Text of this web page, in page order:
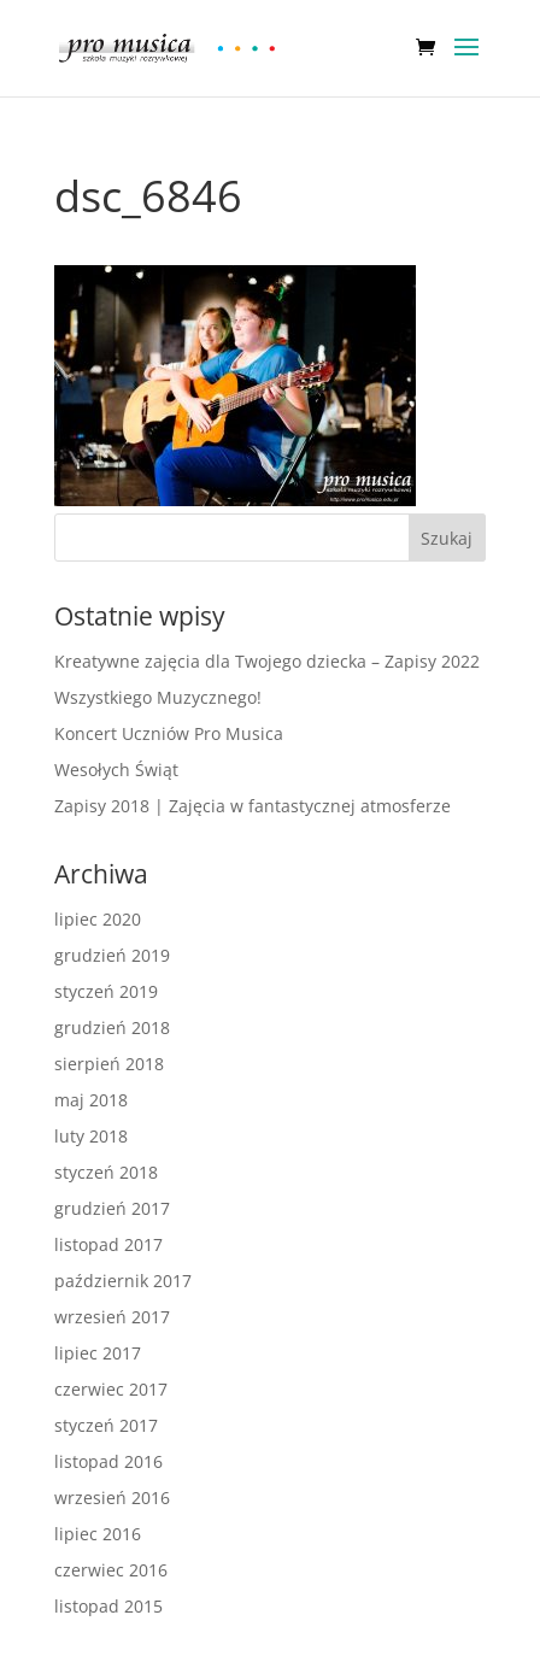
dsc_6846
Ostatnie wpisy
Kreatywne zajęcia dla Twojego dziecka – Zapisy 2022
Wszystkiego Muzycznego!
Koncert Uczniów Pro Musica
Wesołych Świąt
Zapisy 2018 | Zajęcia w fantastycznej atmosferze
Archiwa
lipiec 2020
grudzień 2019
styczeń 2019
grudzień 2018
sierpień 2018
maj 2018
luty 2018
styczeń 2018
grudzień 2017
listopad 2017
październik 2017
wrzesień 2017
lipiec 2017
czerwiec 2017
styczeń 2017
listopad 2016
wrzesień 2016
lipiec 2016
czerwiec 2016
listopad 2015